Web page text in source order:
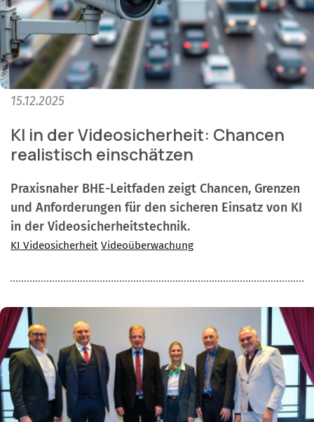
15.12.2025
KI in der Videosicherheit: Chancen
realistisch einschätzen
Praxisnaher BHE-Leitfaden zeigt Chancen, Grenzen
und Anforderungen für den sicheren Einsatz von KI
in der Videosicherheitstechnik.
KI Videosicherheit Videoüberwachung